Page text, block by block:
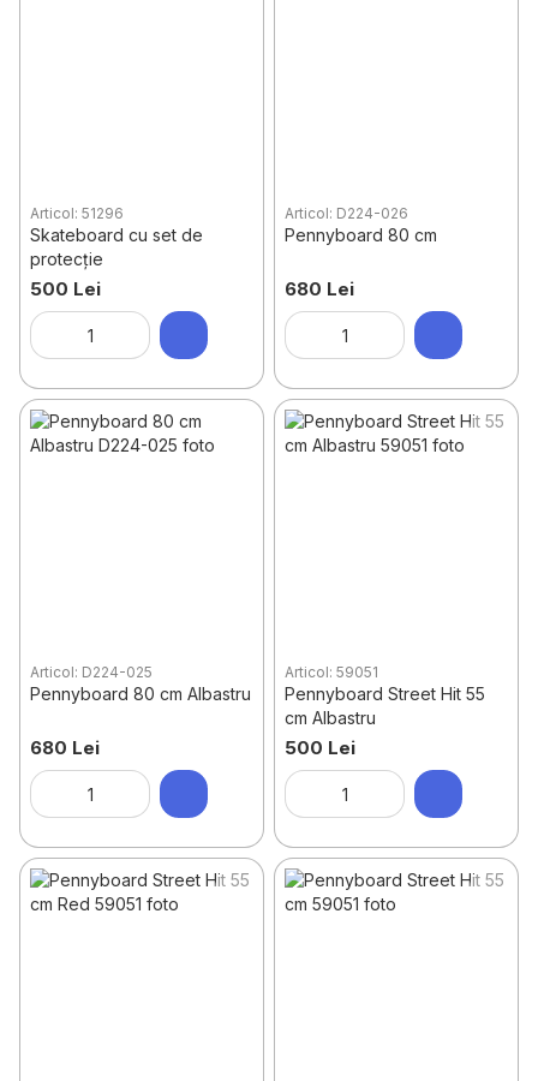
Articol: 51296
Skateboard cu set de
protecție
500 Lei
Articol: D224-026
Pennyboard 80 cm
680 Lei
Articol: D224-025
Pennyboard 80 cm Albastru
680 Lei
Articol: 59051
Pennyboard Street Hit 55
cm Albastru
500 Lei